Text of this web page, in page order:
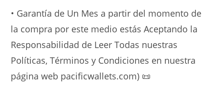
• Garantía de Un Mes a partir del momento de
la compra por este medio estás Aceptando la
Responsabilidad de Leer Todas nuestras
Políticas, Términos y Condiciones en nuestra
página web pacificwallets.com) 📜